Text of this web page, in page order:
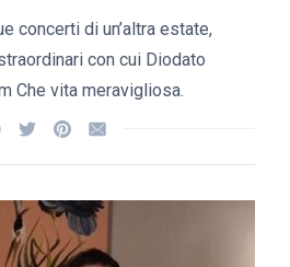
concerti di un’altra estate,
con cui Diodato
Che vita meravigliosa.